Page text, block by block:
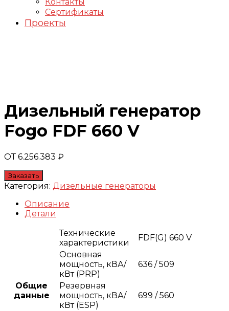
Сертификаты
Проекты
Дизельный генератор
Fogo FDF 660 V
ОТ 6.256.383 ₽
Заказать
Категория: Дизельные генераторы
Описание
Детали
Общие
данные
Технические
характеристики
FDF(G) 660 V
Основная
мощность, кВА/
кВт (PRP)
636 / 509
Резервная
мощность, кВА/
кВт (ESP)
699 / 560